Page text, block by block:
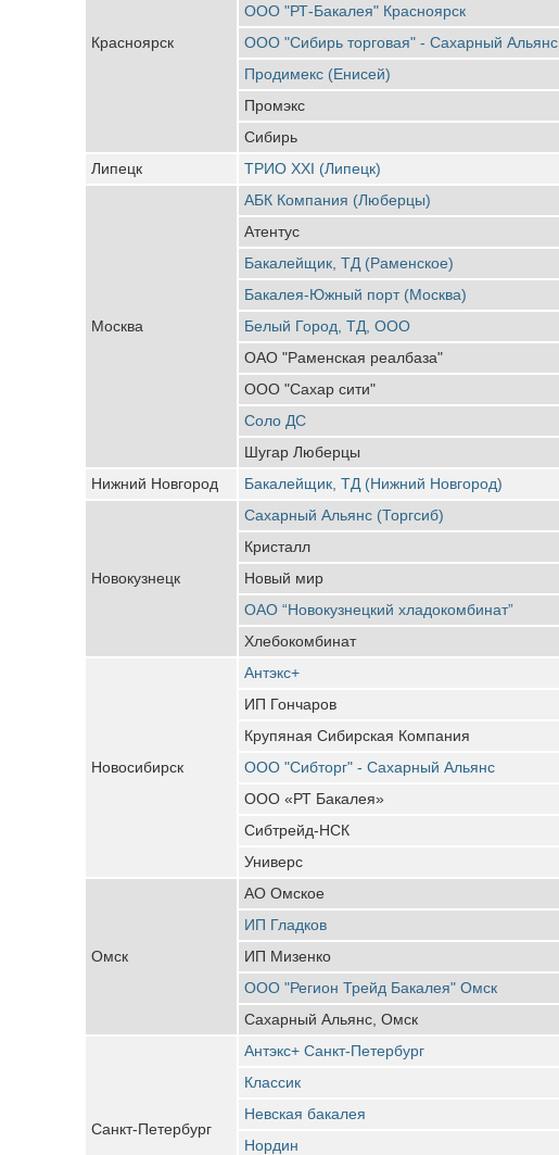
Красноярск
ООО "РТ-Бакалея" Красноярск
ООО "Сибирь торговая" - Сахарный Альянс
Продимекс (Енисей)
Промэкс
Сибирь
Липецк
ТРИО ХХI (Липецк)
Москва
АБК Компания (Люберцы)
Атентус
Бакалейщик, ТД (Раменское)
Бакалея-Южный порт (Москва)
Белый Город, ТД, ООО
ОАО "Раменская реалбаза"
ООО "Сахар сити"
Соло ДС
Шугар Люберцы
Нижний Новгород
Бакалейщик, ТД (Нижний Новгород)
Новокузнецк
Сахарный Альянс (Торгсиб)
Кристалл
Новый мир
ОАО “Новокузнецкий хладокомбинат”
Хлебокомбинат
Новосибирск
Антэкс+
ИП Гончаров
Крупяная Сибирская Компания
ООО "Сибторг" - Сахарный Альянс
ООО «РТ Бакалея»
Сибтрейд-НСК
Универс
Омск
АО Омское
ИП Гладков
ИП Мизенко
ООО "Регион Трейд Бакалея" Омск
Сахарный Альянс, Омск
Санкт-Петербург
Антэкс+ Санкт-Петербург
Классик
Невская бакалея
Нордин